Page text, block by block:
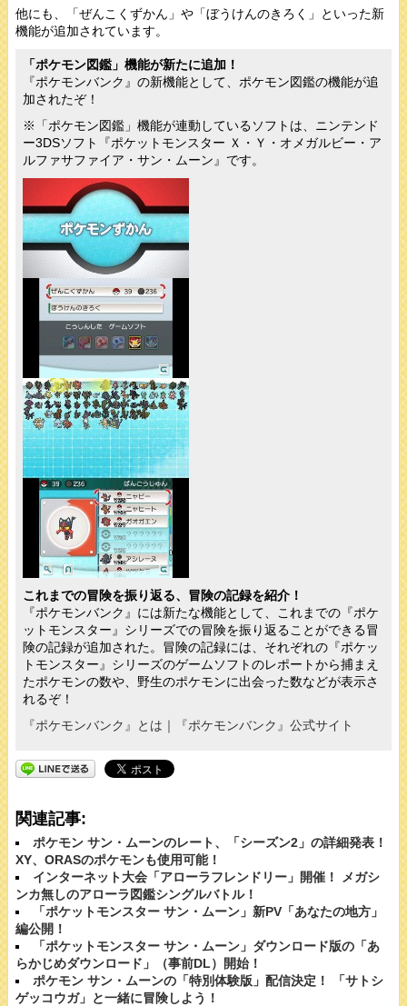
他にも、「ぜんこくずかん」や「ぼうけんのきろく」といった新
機能が追加されています。
「ポケモン図鑑」機能が新たに追加！
『ポケモンバンク』の新機能として、ポケモン図鑑の機能が追
加されたぞ！
※「ポケモン図鑑」機能が連動しているソフトは、ニンテンド
ー3DSソフト『ポケットモンスター Ｘ・Ｙ・オメガルビー・ア
ルファサファイア・サン・ムーン』です。
これまでの冒険を振り返る、冒険の記録を紹介！
『ポケモンバンク』には新たな機能として、これまでの『ポケ
ットモンスター』シリーズでの冒険を振り返ることができる冒
険の記録が追加された。冒険の記録には、それぞれの『ポケッ
トモンスター』シリーズのゲームソフトのレポートから捕まえ
たポケモンの数や、野生のポケモンに出会った数などが表示さ
れるぞ！
『ポケモンバンク』とは｜『ポケモンバンク』公式サイト
関連記事:
ポケモン サン・ムーンのレート、「シーズン2」の詳細発表！
XY、ORASのポケモンも使用可能！
インターネット大会「アローラフレンドリー」開催！ メガシ
ンカ無しのアローラ図鑑シングルバトル！
「ポケットモンスター サン・ムーン」新PV「あなたの地方」
編公開！
「ポケットモンスター サン・ムーン」ダウンロード版の「あ
らかじめダウンロード」（事前DL）開始！
ポケモン サン・ムーンの「特別体験版」配信決定！ 「サトシ
ゲッコウガ」と一緒に冒険しよう！